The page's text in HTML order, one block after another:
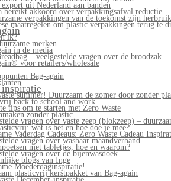
uit Nederland aan banden
bereikt akkoord over verpakkingsafval reductie
verpakkingen van de toekomst zijn
maatregelen om plastic verpakkingen terug te
ik?
merken
in de media
– veelgestelde vragen over de broodzak
voor retailers/wholesale
Bag-again
inspiratie
summer! Duurzaam de zomer door zonder
back to school and work
tips om te starten met Zero Waste
zonder plastic
vragen over vaste zeep (blokzeep) –
wat is het en hoe doe je mee?
Vaderdag Cadeaus: Zero Waste Cadeau
vragen over wasbaar maandverband
met tabletjes, hoe en waarom?
vragen over de bijenwasdoek
blogs van Inge
Moederdaginspiratie!
plasticvrij kerstpakket van Bag-again